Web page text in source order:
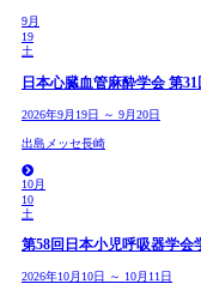
9月
19
土
日本心臓血管麻酔学会 第
2026年9月19日 ～ 9月20日
出島メッセ長崎
10月
10
土
第58回日本小児呼吸器学会
2026年10月10日 ～ 10月11日